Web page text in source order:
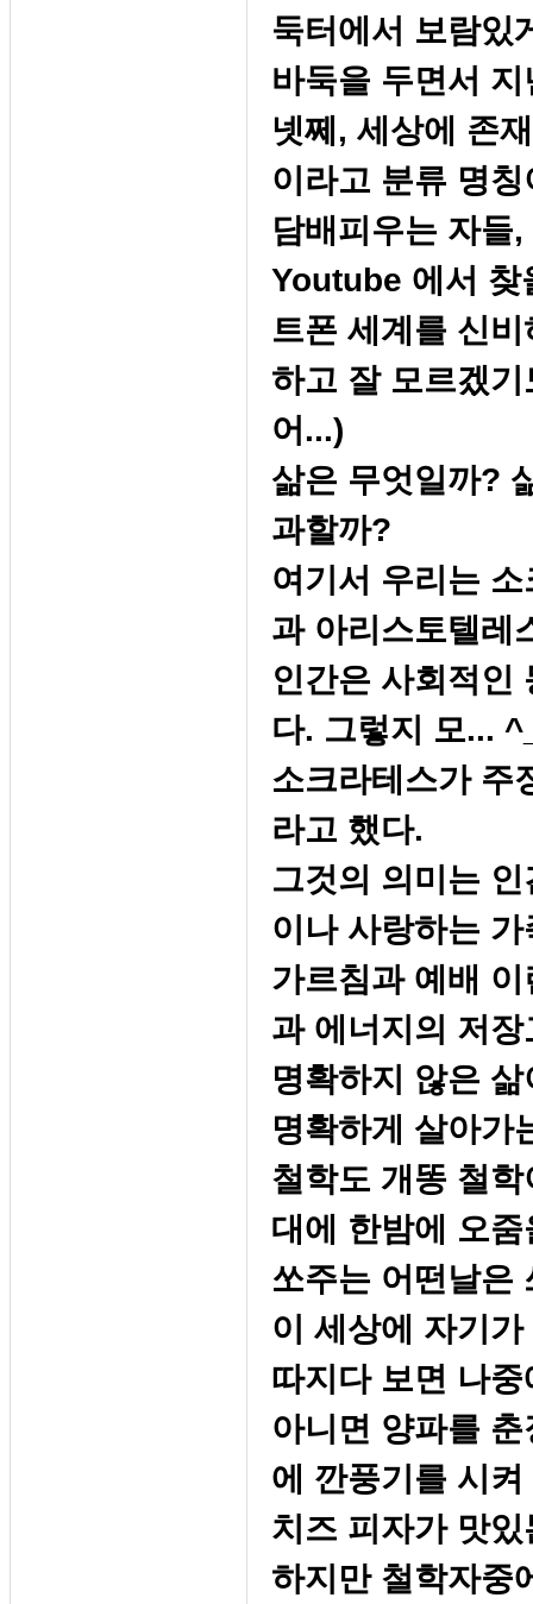
둑터에서 보람있
바둑을 두면서
넷쩨, 세상에 존
이라고 분류 명
담배피우는 자
Youtube 에서 찾
트폰 세계를 신
하고 잘 모르겠
어...)
삶은 무엇일까?
과할까?
여기서 우리는
과 아리스토텔레
인간은 사회적인
다. 그렇지 모...
소크라테스가 주
라고 했다.
그것의 의미는
이나 사랑하는
가르침과 예배
과 에너지의 저
명확하지 않은
명확하게 살아가
철학도 개똥 철
대에 한밤에 오
쏘주는 어떤날은
이 세상에 자기
따지다 보면 나
아니면 양파를
에 깐풍기를 시
치즈 피자가 맛
하지만 철학자중